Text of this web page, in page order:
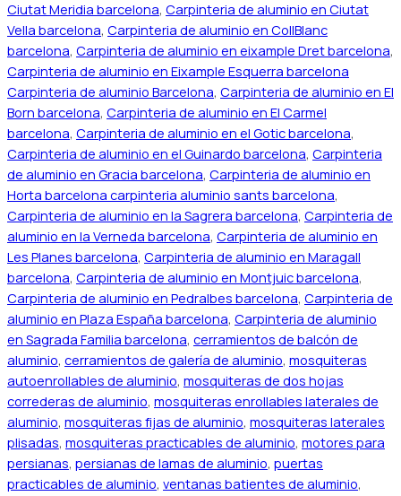
Ciutat Meridia barcelona, Carpinteria de aluminio en Ciutat
Vella barcelona, Carpinteria de aluminio en CollBlanc
barcelona, Carpinteria de aluminio en eixample Dret barcelona,
Carpinteria de aluminio en Eixample Esquerra barcelona
Carpinteria de aluminio Barcelona, Carpinteria de aluminio en El
Born barcelona, Carpinteria de aluminio en El Carmel
barcelona, Carpinteria de aluminio en el Gotic barcelona,
Carpinteria de aluminio en el Guinardo barcelona, Carpinteria
de aluminio en Gracia barcelona, Carpinteria de aluminio en
Horta barcelona carpinteria aluminio sants barcelona,
Carpinteria de aluminio en la Sagrera barcelona, Carpinteria de
aluminio en la Verneda barcelona, Carpinteria de aluminio en
Les Planes barcelona, Carpinteria de aluminio en Maragall
barcelona, Carpinteria de aluminio en Montjuic barcelona,
Carpinteria de aluminio en Pedralbes barcelona, Carpinteria de
aluminio en Plaza España barcelona, Carpinteria de aluminio
en Sagrada Familia barcelona, cerramientos de balcón de
aluminio, cerramientos de galería de aluminio, mosquiteras
autoenrollables de aluminio, mosquiteras de dos hojas
correderas de aluminio, mosquiteras enrollables laterales de
aluminio, mosquiteras fijas de aluminio, mosquiteras laterales
plisadas, mosquiteras practicables de aluminio, motores para
persianas, persianas de lamas de aluminio, puertas
practicables de aluminio, ventanas batientes de aluminio,